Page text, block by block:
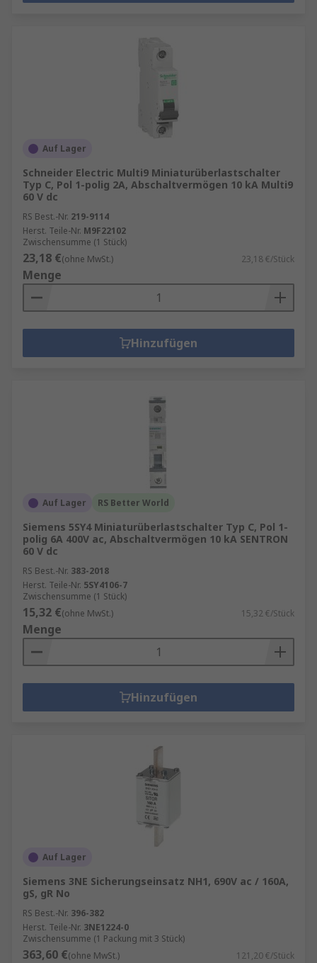
Auf Lager
Schneider Electric Multi9 Miniaturüberlastschalter
Typ C, Pol 1-polig 2A, Abschaltvermögen 10 kA Multi9
60 V dc
RS Best.-Nr. 219-9114
Herst. Teile-Nr. M9F22102
Zwischensumme (1 Stück)
23,18 €(ohne MwSt.) 23,18 €/Stück
Menge
Hinzufügen
Auf Lager RS Better World
Siemens 5SY4 Miniaturüberlastschalter Typ C, Pol 1-
polig 6A 400V ac, Abschaltvermögen 10 kA SENTRON
60 V dc
RS Best.-Nr. 383-2018
Herst. Teile-Nr. 5SY4106-7
Zwischensumme (1 Stück)
15,32 €(ohne MwSt.) 15,32 €/Stück
Menge
Hinzufügen
Auf Lager
Siemens 3NE Sicherungseinsatz NH1, 690V ac / 160A,
gS, gR No
RS Best.-Nr. 396-382
Herst. Teile-Nr. 3NE1224-0
Zwischensumme (1 Packung mit 3 Stück)
363,60 €(ohne MwSt.) 121,20 €/Stück